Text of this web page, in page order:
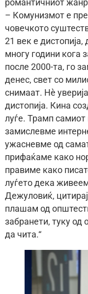
романтичниот
– Комунизмот е
човечкото
21 век е
многу години кога
после 2000-та, го
денес, свет со
снимаат. Нè
дистопија. Кина
луѓе. Трамп самиот
замислевме
ужасневме од
прифаќаме како
правиме како
луѓето дека
Дежуловиќ,
плашам од
забранети, туку од
да чита.“